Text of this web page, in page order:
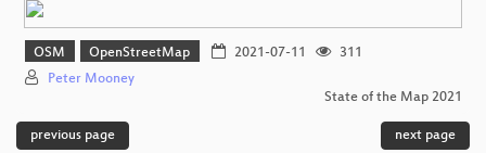
OSM OpenStreetMap 2021-07-11
311
Peter Mooney
State of the Map 2021
previous page next page